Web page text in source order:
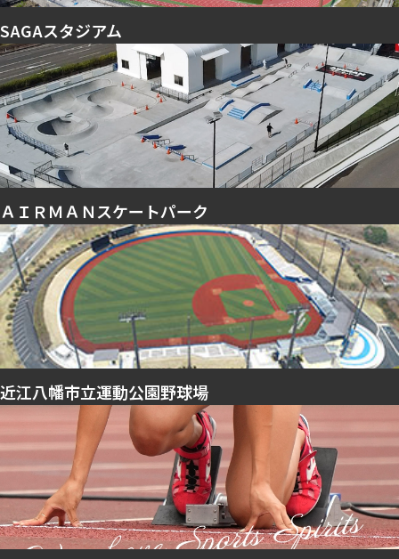
SAGAスタジアム
ＡＩＲＭＡＮスケートパーク
近江八幡市立運動公園野球場